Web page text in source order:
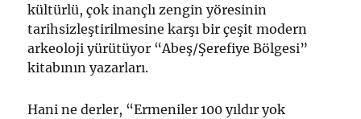
kültürlü, çok inançlı zengin yöresinin
tarihsizleştirilmesine karşı bir çeşit modern
arkeoloji yürütüyor “Abeş/Şerefiye Bölgesi”
kitabının yazarları.
Hani ne derler, “Ermeniler 100 yıldır yok